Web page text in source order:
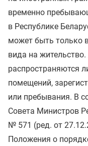
временно
в Республике
может быть только
вида на
распространяются
помещений,
или пребывания. В
Совета Министров
№ 571 (ред. от
Положения о